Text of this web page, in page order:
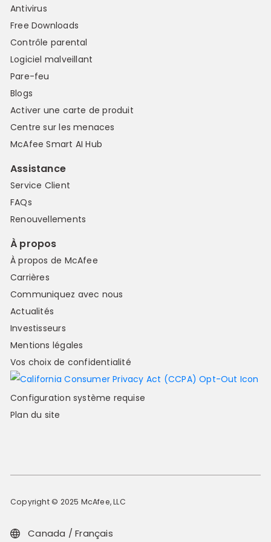
Antivirus
Free Downloads
Contrôle parental
Logiciel malveillant
Pare-feu
Blogs
Activer une carte de produit
Centre sur les menaces
McAfee Smart AI Hub
Assistance
Service Client
FAQs
Renouvellements
À propos
À propos de McAfee
Carrières
Communiquez avec nous
Actualités
Investisseurs
Mentions légales
Vos choix de confidentialité
Configuration système requise
Plan du site
Copyright © 2025 McAfee, LLC
Canada / Français